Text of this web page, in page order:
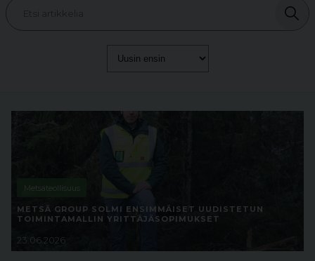
Metsäteollisuus
METSÄ GROUP SOLMI ENSIMMÄISET UUDISTETUN
TOIMINTAMALLIN YRITTÄJÄSOPIMUKSET
23.06.2026